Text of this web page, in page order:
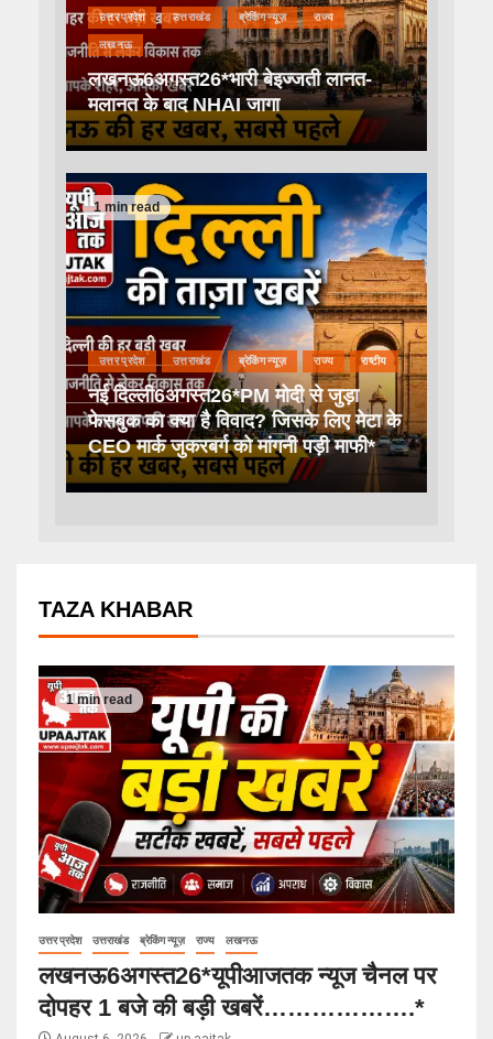
उत्तर प्रदेश उत्तराखंड ब्रेकिंग न्यूज़ राज्य
लखनऊ
लखनऊ6अगस्त26*भारी बेइज्जती लानत-
मलानत के बाद NHAI जागा
1 min read
उत्तर प्रदेश उत्तराखंड ब्रेकिंग न्यूज़ राज्य राष्टीय
नई दिल्ली6अगस्त26*PM मोदी से जुड़ा
फेसबुक का क्या है विवाद? जिसके लिए मेटा के
CEO मार्क जुकरबर्ग को मांगनी पड़ी माफी*
TAZA KHABAR
1 min read
उत्तर प्रदेश उत्तराखंड ब्रेकिंग न्यूज़ राज्य लखनऊ
लखनऊ6अगस्त26*यूपीआजतक न्यूज चैनल पर
दोपहर 1 बजे की बड़ी खबरें……………….*